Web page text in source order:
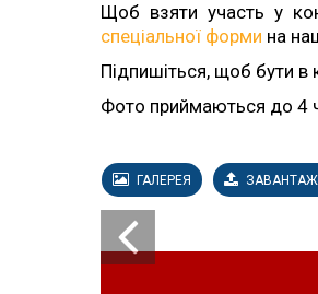
Щоб взяти участь у
спеціальної форми на
Підпишіться, щоб бути в
Фото приймаються до 4
ГАЛЕРЕЯ